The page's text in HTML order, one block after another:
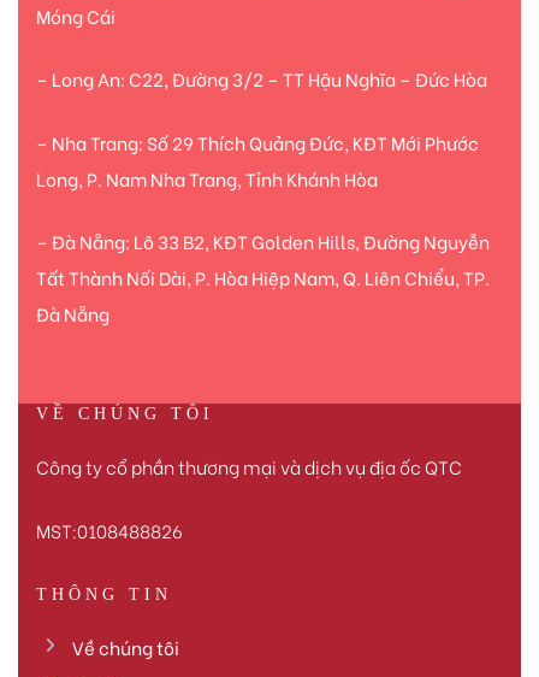
Móng Cái
– Long An: C22, Đường 3/2 – TT Hậu Nghĩa – Đức Hòa
– Nha Trang: Số 29 Thích Quảng Đức, KĐT Mới Phước
Long, P. Nam Nha Trang, Tỉnh Khánh Hòa
– Đà Nẵng: Lô 33 B2, KĐT Golden Hills, Đường Nguyễn
Tất Thành Nối Dài, P. Hòa Hiệp Nam, Q. Liên Chiểu, TP.
Đà Nẵng
VỀ CHÚNG TÔI
Công ty cổ phần thương mại và dịch vụ địa ốc QTC
MST:0108488826
THÔNG TIN
Về chúng tôi